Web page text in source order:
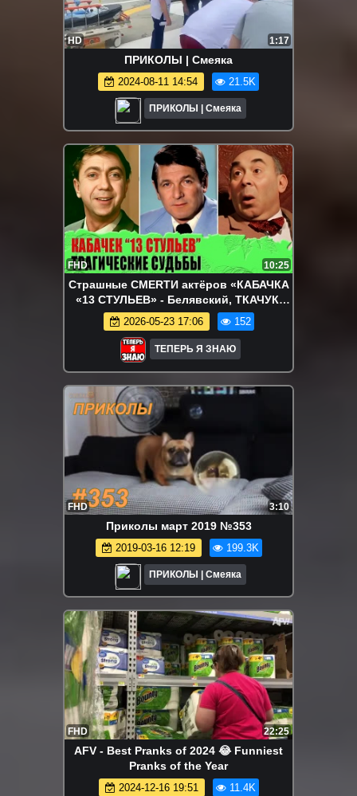
HD 1:17
ПРИКОЛЫ | Смеяка
2024-08-11 14:54 21.5K
ПРИКОЛЫ | Смеяка
FHD 10:25
Страшные СМЕRТИ актёров «КАБАЧКА
«13 СТУЛЬЕВ» - Белявский, ТКАЧУК,
Ронинсон
2026-05-23 17:06 152
ТЕПЕРЬ Я ЗНАЮ
FHD 3:10
Приколы март 2019 №353
2019-03-16 12:19 199.3K
ПРИКОЛЫ | Смеяка
FHD 22:25
AFV - Best Pranks of 2024 😂 Funniest
Pranks of the Year
2024-12-16 19:51 11.4K